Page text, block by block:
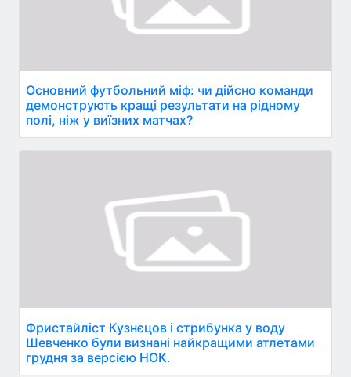
Основний футбольний міф: чи дійсно команди
демонструють кращі результати на рідному
полі, ніж у виїзних матчах?
Фристайліст Кузнєцов і стрибунка у воду
Шевченко були визнані найкращими атлетами
грудня за версією НОК.